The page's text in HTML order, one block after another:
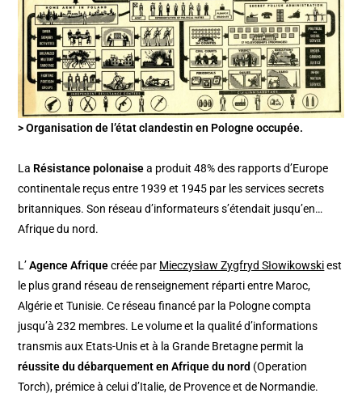
> Organisation de l’état clandestin en Pologne occupée.
La Résistance polonaisea produit 48% des rapports d’Europe
continentale reçus entre 1939 et 1945 par les services secrets
britanniques. Son réseau d’informateurs s’étendait jusqu’en…
Afrique du nord.
L’Agence Afriquecréée par Mieczysław Zygfryd Słowikowskiest
le plus grand réseau de renseignement réparti entre Maroc,
Algérie et Tunisie. Ce réseau financé par la Pologne compta
jusqu’à 232 membres. Le volume et la qualité d’informations
transmis aux Etats-Unis et à la Grande Bretagne permit la
réussite du débarquement en Afrique du nord (Operation
Torch), prémice à celui d’Italie, de Provence et de Normandie.